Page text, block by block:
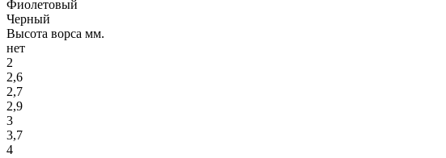
Фиолетовый
Черный
Высота ворса мм.
нет
2
2,6
2,7
2,9
3
3,7
4